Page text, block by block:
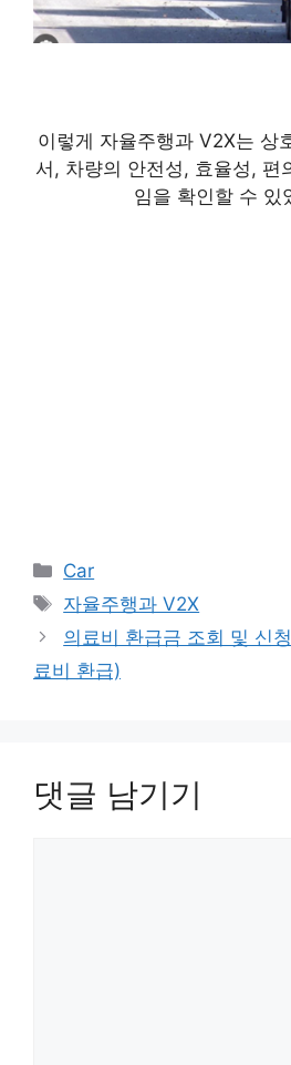
이렇게 자율주행과 V2X는 상
서, 차량의 안전성, 효율성, 편
임을 확인할 수 있
카
테
고
리
Car
태
그
자율주행과 V2X
의료비 환급금 조회 및 신
료비 환급)
댓글 남기기